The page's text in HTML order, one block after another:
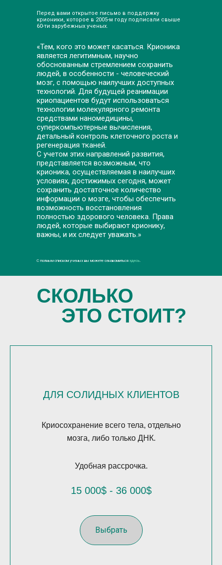
«Тем, кого это может касаться. Крионика
является легитимным, научно
обоснованным стремлением сохранить
людей, в особенности - человеческий
мозг, с помощью наилучших доступных
технологий. Для будущей реанимации
криопациентов будут использоваться
технологии молекулярного ремонта
средствами наномедицины,
суперкомпьютерные вычисления,
детальный контроль клеточного роста и
регенерация тканей.
С учетом этих направлений развития,
представляется возможным, что
крионика, осуществляемая в наилучших
условиях, достижимых сегодня, может
сохранить достаточное количество
информации о мозге, чтобы обеспечить
возможность восстановления
полностью здорового человека. Права
людей, которые выбирают крионику,
важны, и их следует уважать.»
Перед вами открытое письмо в поддержку
крионики, которое в 2005-м году подписали свыше
60-ти зарубежных ученых.
С полным списком ученых вы можете ознакомиться здесь.
СКОЛЬКО
ЭТО СТОИТ?
ДЛЯ СОЛИДНЫХ КЛИЕНТОВ
Криосохранение всего тела, отдельно
мозга, либо только ДНК.
Удобная рассрочка.
15 000$ - 36 000$
Выбрать